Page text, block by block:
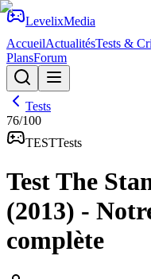
LevelixMedia
AccueilActualitésTests &
PlansForum
Tests
76/100
TESTTests
Test The
(2013) -
complète